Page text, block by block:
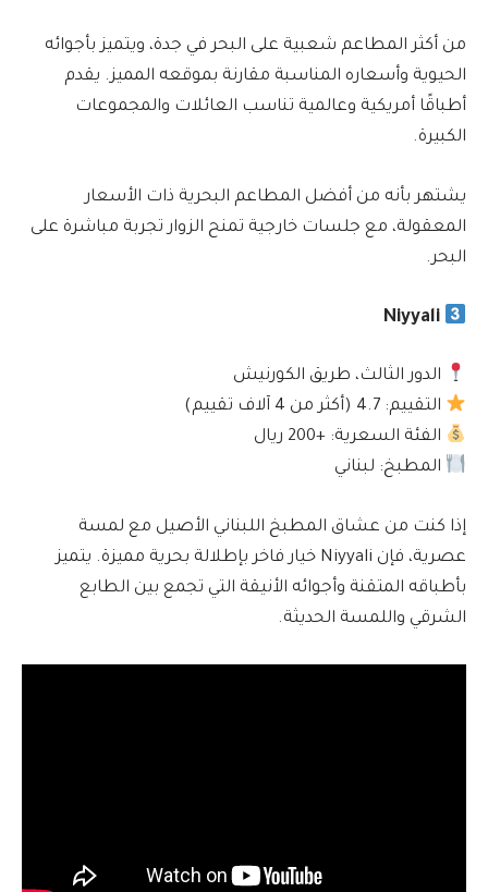
من أكثر المطاعم شعبية على البحر في جدة، ويتميز بأجوائه
الحيوية وأسعاره المناسبة مقارنة بموقعه المميز. يقدم
أطباقًا أمريكية وعالمية تناسب العائلات والمجموعات
الكبيرة.
يشتهر بأنه من أفضل المطاعم البحرية ذات الأسعار
المعقولة، مع جلسات خارجية تمنح الزوار تجربة مباشرة على
البحر.
Niyyali
الدور الثالث، طريق الكورنيش
التقييم: 4.7 (أكثر من 4 آلاف تقييم)
الفئة السعرية: +200 ريال
المطبخ: لبناني
إذا كنت من عشاق المطبخ اللبناني الأصيل مع لمسة
عصرية، فإن Niyyali خيار فاخر بإطلالة بحرية مميزة. يتميز
بأطباقه المتقنة وأجوائه الأنيقة التي تجمع بين الطابع
الشرقي واللمسة الحديثة.